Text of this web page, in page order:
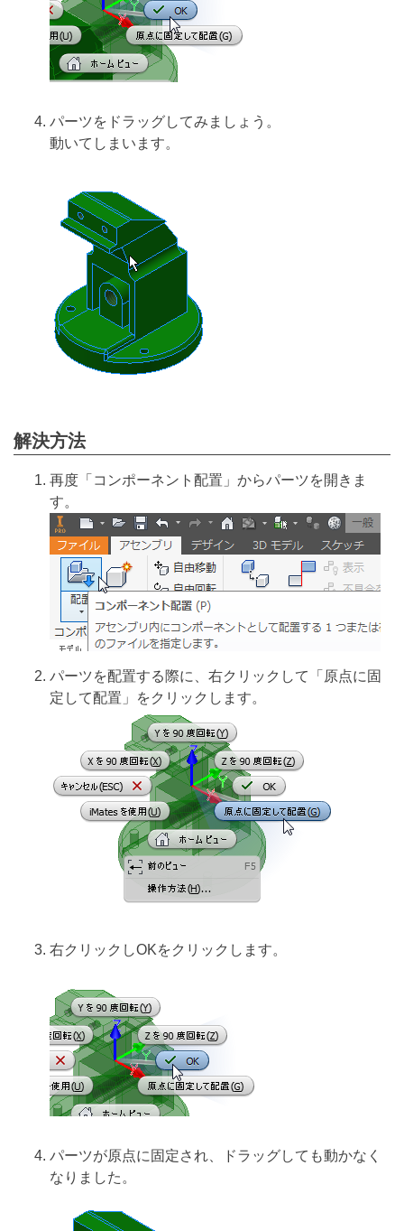
パーツをドラッグしてみましょう。
動いてしまいます。
解決方法
再度「コンポーネント配置」からパーツを開きま
す。
パーツを配置する際に、右クリックして「原点に固
定して配置」をクリックします。
右クリックしOKをクリックします。
パーツが原点に固定され、ドラッグしても動かなく
なりました。